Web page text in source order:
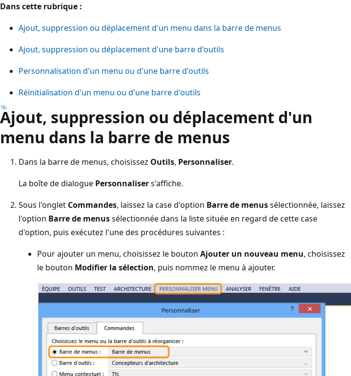
Dans cette rubrique :
Ajout, suppression ou déplacement d'un menu dans la barre de menus
Ajout, suppression ou déplacement d'une barre d'outils
Personnalisation d'un menu ou d'une barre d'outils
Réinitialisation d'un menu ou d'une barre d'outils
Ajout, suppression ou déplacement d'un
menu dans la barre de menus
Dans la barre de menus, choisissez Outils, Personnaliser.
La boîte de dialogue Personnalisers'affiche.
Sous l'onglet Commandes, laissez la case d'option Barre de menussélectionnée, laissez
l'option Barre de menussélectionnée dans la liste située en regard de cette case
d'option, puis exécutez l'une des procédures suivantes :
Pour ajouter un menu, choisissez le bouton Ajouter un nouveau menu, choisissez
le bouton Modifier la sélection, puis nommez le menu à ajouter.